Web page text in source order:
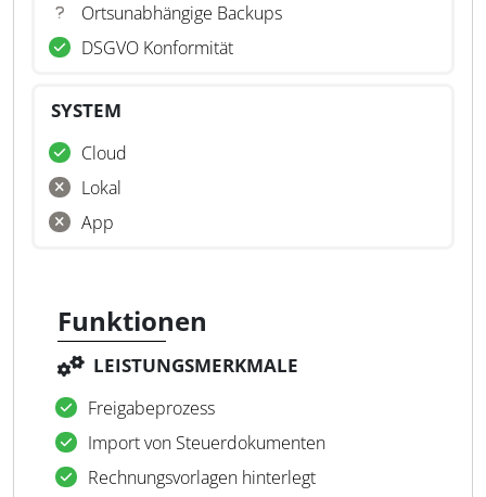
Ortsunabhängige Backups
DSGVO Konformität
SYSTEM
Cloud
Lokal
App
Funktionen
LEISTUNGSMERKMALE
Freigabeprozess
Import von Steuerdokumenten
Rechnungsvorlagen hinterlegt